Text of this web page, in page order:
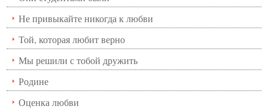
Не привыкайте никогда к любви
Той, которая любит верно
Мы решили с тобой дружить
Родине
Оценка любви